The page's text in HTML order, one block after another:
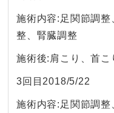
施術内容:足関節調整
整、腎臓調整
施術後:肩こり、首こ
3回目2018/5/22
施術内容:足関節調整